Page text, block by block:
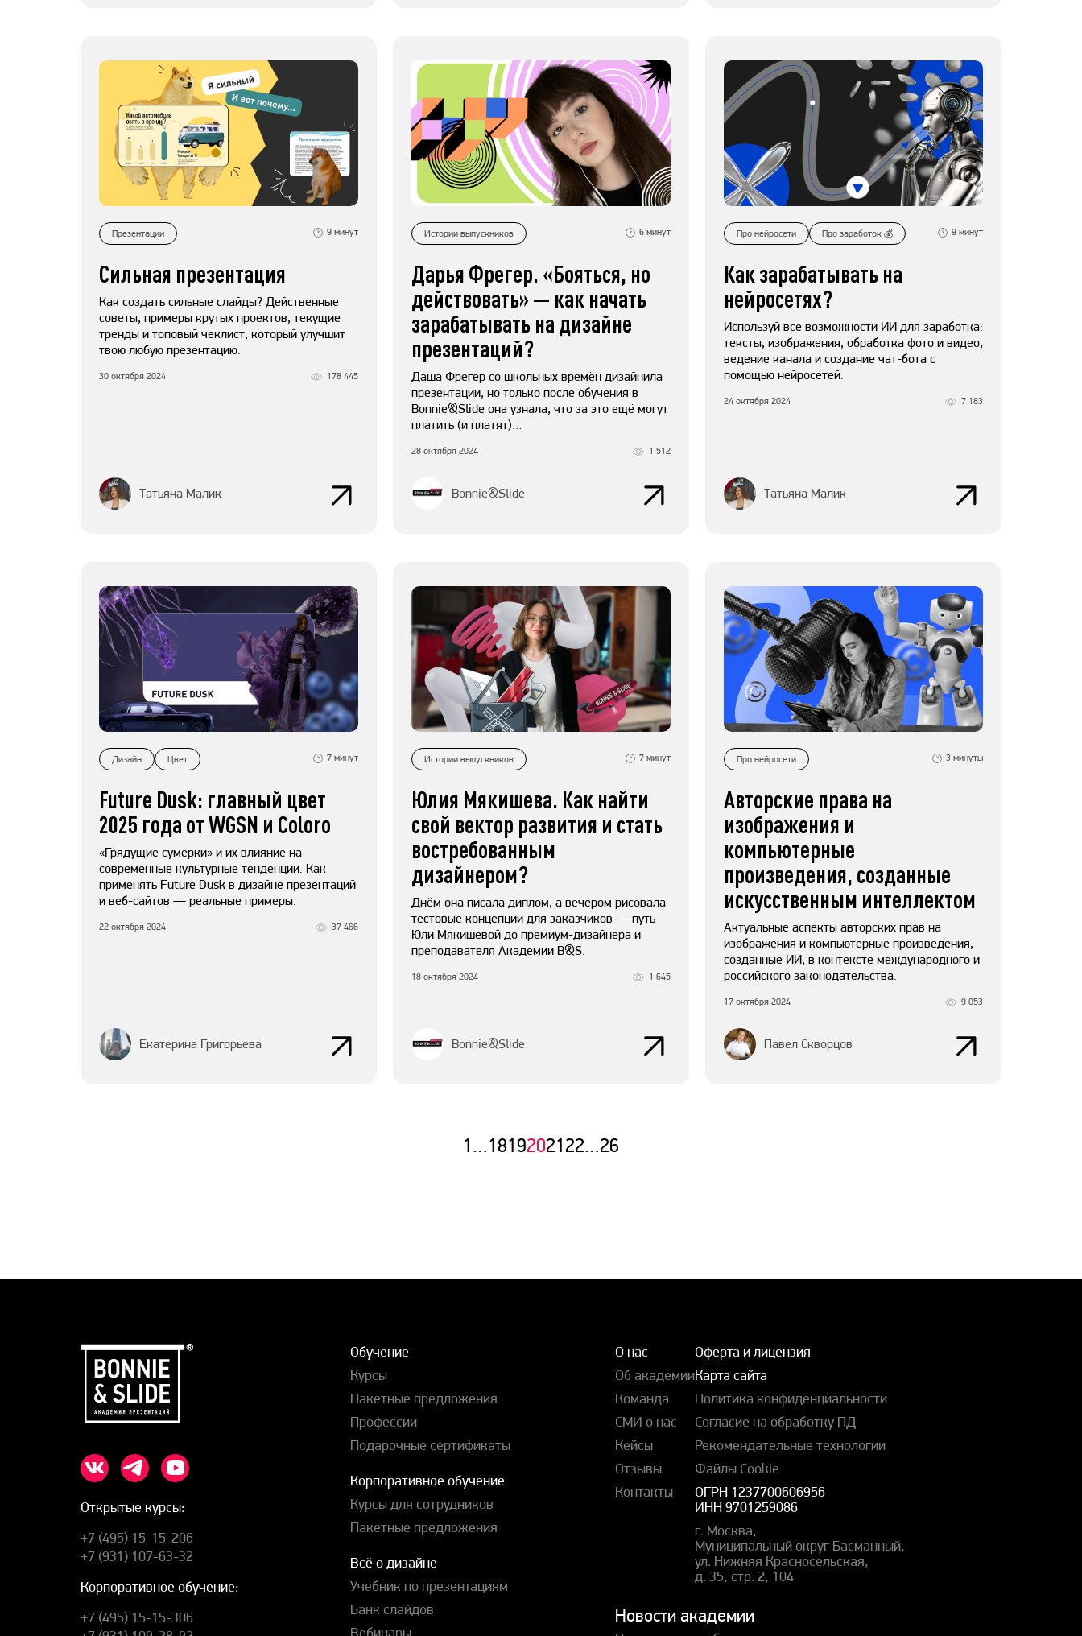
Презентации 9 минут
Сильная презентация
Как создать сильные слайды? Действенные
советы, примеры крутых проектов, текущие
тренды и топовый чеклист, который улучшит
твою любую презентацию.
30 октября 2024 178 445
Татьяна Малик
Истории выпускников 6 минут
Дарья Фрегер. «Бояться, но
действовать» — как начать
зарабатывать на дизайне
презентаций?
Даша Фрегер со школьных времён дизайнила
презентации, но только после обучения в
Bonnie&Slide она узнала, что за это ещё могут
платить (и платят)…
28 октября 2024 1 512
Bonnie&Slide
Про нейросети Про заработок 💰 9 минут
Как зарабатывать на
нейросетях?
Используй все возможности ИИ для заработка:
тексты, изображения, обработка фото и видео,
ведение канала и создание чат-бота с
помощью нейросетей.
24 октября 2024 7 183
Татьяна Малик
Дизайн Цвет 7 минут
Future Dusk: главный цвет
2025 года от WGSN и Coloro
«Грядущие сумерки» и их влияние на
современные культурные тенденции. Как
применять Future Dusk в дизайне презентаций
и веб-сайтов — реальные примеры.
22 октября 2024 37 466
Екатерина Григорьева
Истории выпускников 7 минут
Юлия Мякишева. Как найти
свой вектор развития и стать
востребованным
дизайнером?
Днём она писала диплом, а вечером рисовала
тестовые концепции для заказчиков — путь
Юли Мякишевой до премиум-дизайнера и
преподавателя Академии B&S.
18 октября 2024 1 645
Bonnie&Slide
Про нейросети 3 минуты
Авторские права на
изображения и
компьютерные
произведения, созданные
искусственным интеллектом
Актуальные аспекты авторских прав на
изображения и компьютерные произведения,
созданные ИИ, в контексте международного и
российского законодательства.
17 октября 2024 9 053
Павел Скворцов
1…1819202122…26
Открытые курсы:
+7 (495) 15-15-206
+7 (931) 107-63-32
Корпоративное обучение:
+7 (495) 15-15-306
Обучение
Курсы
Пакетные предложения
Профессии
Подарочные сертификаты
Корпоративное обучение
Курсы для сотрудников
Пакетные предложения
Всё о дизайне
Учебник по презентациям
Банк слайдов
О нас
Об академии
Команда
СМИ о нас
Кейсы
Отзывы
Контакты
Оферта и лицензия
Карта сайта
Политика конфиденциальности
Согласие на обработку ПД
Рекомендательные технологии
Файлы Cookie
ОГРН 1237700606956
ИНН 9701259086
г. Москва,
Муниципальный округ Басманный,
ул. Нижняя Красносельская,
д. 35, стр. 2, 104
Новости академии